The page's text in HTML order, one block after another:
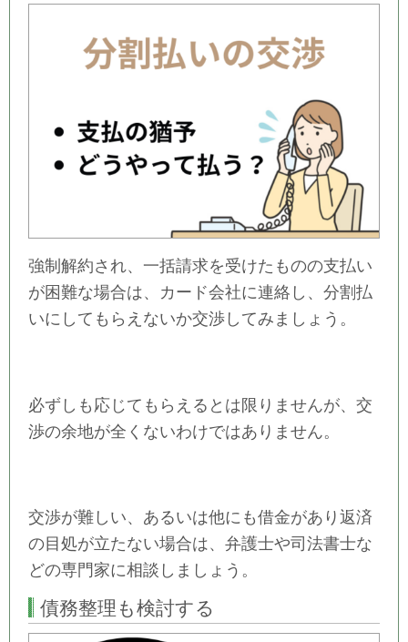
強制解約され、一括請求を受けたものの支払い
が困難な場合は、カード会社に連絡し、分割払
いにしてもらえないか交渉してみましょう。
必ずしも応じてもらえるとは限りませんが、交
渉の余地が全くないわけではありません。
交渉が難しい、あるいは他にも借金があり返済
の目処が立たない場合は、弁護士や司法書士な
どの専門家に相談しましょう。
債務整理も検討する